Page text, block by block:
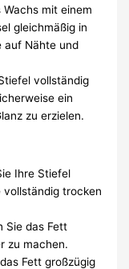
mit einem
gleichmäßig in
auf Nähte und
vollständig
ein
zu erzielen.
Ihre Stiefel
vollständig trocken
Sie das Fett
zu machen.
Fett großzügig